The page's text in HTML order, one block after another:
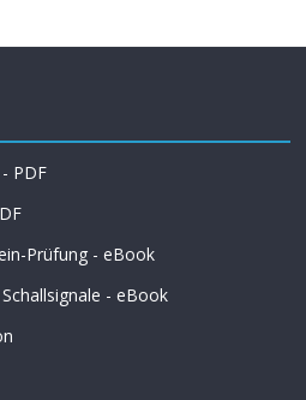
PDF
Prüfung - eBook
- eBook